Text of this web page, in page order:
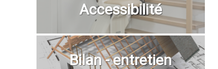
Accessibilité
Bilan - entretien